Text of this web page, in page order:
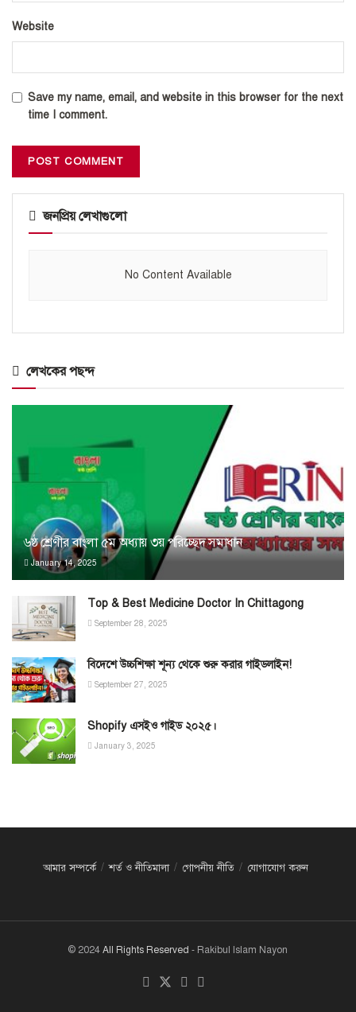
Website
Save my name, email, and website in this browser for the next
time I comment.
জনপ্রিয় লেখাগুলো
No Content Available
লেখকের পছন্দ
৬ষ্ঠ শ্রেণীর বাংলা ৫ম অধ্যায় ৩য় পরিচ্ছেদ সমাধান
January 14, 2025
Top & Best Medicine Doctor In Chittagong
September 28, 2025
বিদেশে উচ্চশিক্ষা শূন্য থেকে শুরু করার গাইডলাইন!
September 27, 2025
Shopify এসইও গাইড ২০২৫।
January 3, 2025
আমার সম্পর্কে শর্ত ও নীতিমালা গোপনীয় নীতি যোগাযোগ করুন
© 2024 All Rights Reserved - Rakibul Islam Nayon